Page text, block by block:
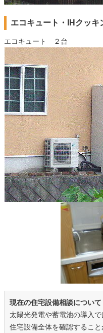
エコキュート・IHクッキ
エコキュート ２台
現在の住宅設備相談について
太陽光発電や蓄電池の導入
住宅設備全体を確認するこ